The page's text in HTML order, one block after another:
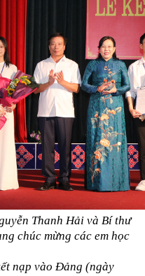
Thanh Hải và Bí thư
chúc mừng các em học
nạp vào Đảng (ngày